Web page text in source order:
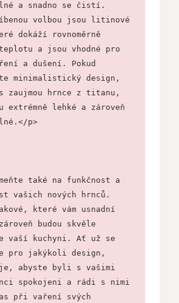
a snadno se čistí.
volbou jsou litinové
dokáží rovnoměrně
a jsou vhodné pro
a dušení. Pokud
minimalistický design,
zaujmou hrnce z titanu,
extrémně lehké a zároveň
p>
také na funkčnost a
vašich nových hrnců.
které vám usnadní
budou skvěle
vaší kuchyni. Ať už se
pro jakýkoli design,
abyste byli s vašimi
spokojeni a rádi s nimi
při vaření svých